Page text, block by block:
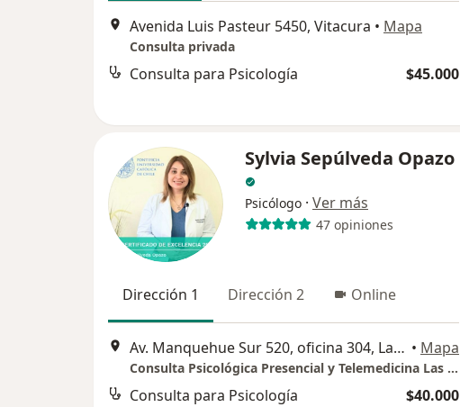
Avenida Luis Pasteur 5450, Vitacura • Mapa
Consulta privada
Consulta para Psicología $45.000
Sylvia Sepúlveda Opazo
Psicólogo · Ver más
47 opiniones
Dirección 1 Dirección 2 Online
Av. Manquehue Sur 520, oficina 304, Las Condes • Mapa
Consulta Psicológica Presencial y Telemedicina Las Condes.
Consulta para Psicología $40.000